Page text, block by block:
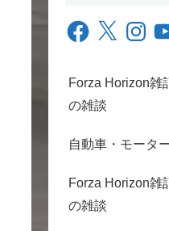
Facebook
X
Forza Horizon雑
の雑談
自動車・モータ
Forza Horizon雑
の雑談